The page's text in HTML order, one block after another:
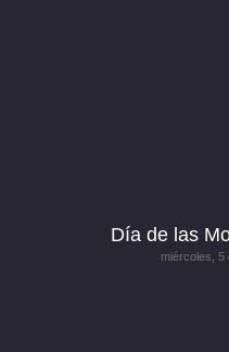
Día de las
miércoles, 5